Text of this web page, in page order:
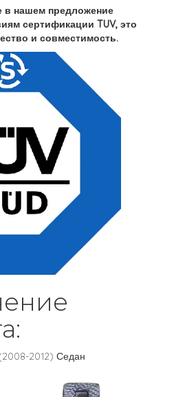
в нашем предложение
сертификации TUV, это
и совместимость.
2012) Седан